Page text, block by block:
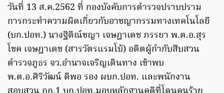
วันที่ 13 ส.ค.2562 ที่ กองบังคับการตำรวจปราบปราม
การกระทำความผิดเกี่ยวกับอาชญากรรมทางเทคโนโลยี
(บก.ปอท.) นางฐิติณ์ชญา เจษฎาเดช ภรรยา พ.ต.อ.สุร
โชค เจษฎาเดช (สารวัตรแรมโบ้) อดีตผู้กำกับสืบสวน
ตำรวจภูธร จว.อำนาจเจริญเดินทาง เข้าพบ
พ.ต.อ.ศิริวัฒน์ ดีพอ รอง ผบก.ปอท. และพนักงาน